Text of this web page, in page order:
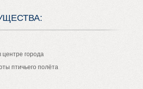
города
птичьего полёта